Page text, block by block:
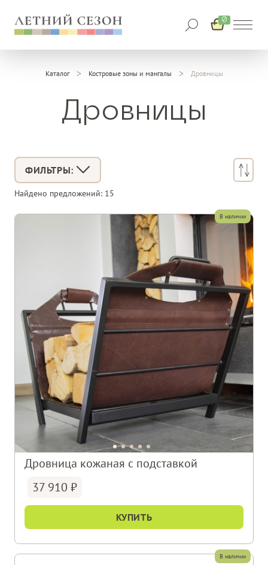
0
Каталог Костровые зоны и мангалы Дровницы
Дровницы
ФИЛЬТРЫ:
Найдено предложений: 15
Дровница кожаная с подставкой
37 910
КУПИТЬ
В наличии
В наличии